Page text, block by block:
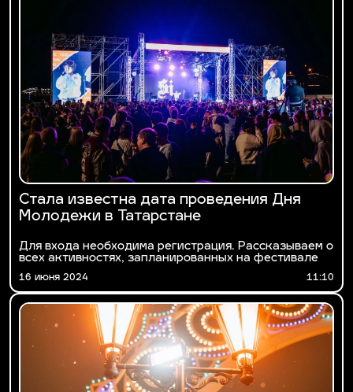
Стала известна дата проведения Дня
Молодежи в Татарстане
Для входа необходима регистрация. Рассказываем о
всех активностях, запланированных на фестивале
16 июня 2024 11:10